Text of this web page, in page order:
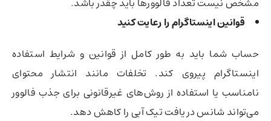
قوانین اینستاگرام را رعایت کنید
حساب شما باید به طور کامل از قوانین و شرایط استفاده
اینستاگرام پیروی کند. تخلفات مانند انتشار محتوای
نامناسب یا استفاده از روش‌های غیرقانونی برای جذب فالوور
می‌تواند شانس دریافت تیک آبی را کاهش دهد.